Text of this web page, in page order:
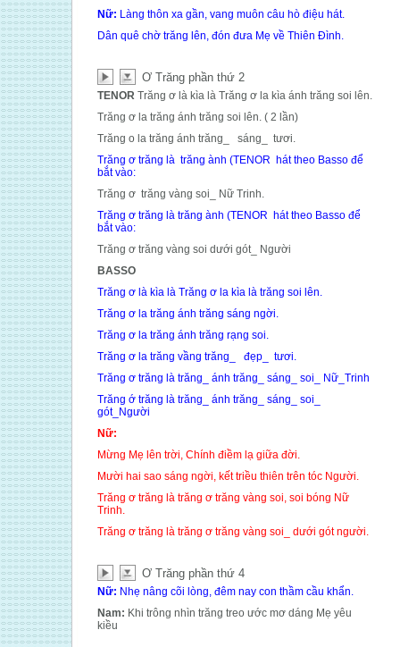
Nữ: Làng thôn xa gần, vang muôn câu hò điệu hát.
Dân quê chờ trăng lên, đón đưa Mẹ về Thiên Đình.
Ơ Trăng phần thứ 2
TENOR Trăng ơ là kìa là Trăng ơ la kìa ánh trăng soi lên.
Trăng ơ la trăng ánh trăng soi lên. ( 2 lần)
Trăng o la trăng ánh trăng_ sáng_ tươi.
Trăng ơ trăng là trăng ành (TENOR hát theo Basso để
bắt vào:
Trăng ơ trăng vàng soi_ Nữ Trinh.
Trăng ơ trăng là trăng ành (TENOR hát theo Basso để
bắt vào:
Trăng ơ trăng vàng soi dưới gót_ Người
BASSO
Trăng ơ là kìa là Trăng ơ la kìa là trăng soi lên.
Trăng ơ la trăng ánh trăng sáng ngời.
Trăng ơ la trăng ánh trăng rạng soi.
Trăng ơ la trăng vầng trăng_ đẹp_ tươi.
Trăng ơ trăng là trăng_ ánh trăng_ sáng_ soi_ Nữ_Trinh
Trăng ớ trăng là trăng_ ánh trăng_ sáng_ soi_
gót_Người
Nữ:
Mừng Mẹ lên trời, Chính điềm lạ giữa đời.
Mười hai sao sáng ngời, kết triều thiên trên tóc Người.
Trăng ơ trăng là trăng ơ trăng vàng soi, soi bóng Nữ
Trinh.
Trăng ơ trăng là trăng ơ trăng vàng soi_ dưới gót người.
Ơ Trăng phần thứ 4
Nữ: Nhẹ nâng cõi lòng, đêm nay con thầm cầu khẩn.
Nam: Khi trông nhìn trăng treo ước mơ dáng Mẹ yêu
kiều